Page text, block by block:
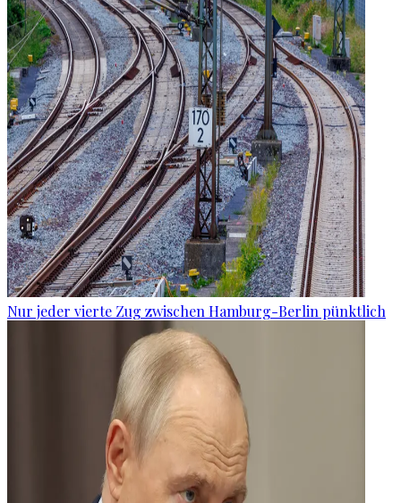
Nur jeder vierte Zug zwischen Hamburg-Berlin pünktlich